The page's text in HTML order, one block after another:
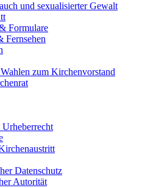
und sexualisierter Gewalt
Formulare
zum Kirchenvorstand
Datenschutz
Autorität